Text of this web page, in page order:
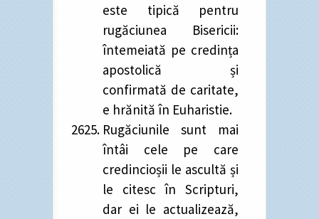
este tipică pentru
rugăciunea Bisericii:
întemeiată pe credința
apostolică și
confirmată de caritate,
e hrănită în Euharistie.
Rugăciunile sunt mai
întâi cele pe care
credincioșii le ascultă și
le citesc în Scripturi,
dar ei le actualizează,